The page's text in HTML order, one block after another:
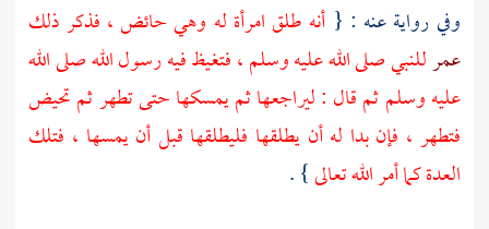
وفي رواية عنه : { أنه طلق امرأة له وهي حائض ، فذكر ذلك
عمرللنبي صلى الله عليه وسلم ، فتغيظ فيه رسول الله صلى الله
عليه وسلم ثم قال : ليراجعها ثم يمسكها حتى تطهر ثم تحيض
فتطهر ، فإن بدا له أن يطلقها فليطلقها قبل أن يمسها ، فتلك
العدة كما أمر الله تعالى} .